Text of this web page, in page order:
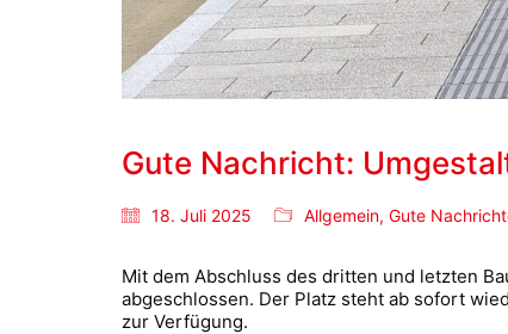
Gute Nachricht:
18. Juli 2025 Allgemein, Gute
Mit dem Abschluss des dritten und letzten
abgeschlossen. Der Platz steht ab sofort
zur Verfügung.